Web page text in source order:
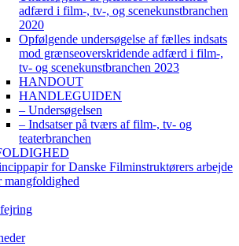
adfærd i film-, tv-, og scenekunstbranchen
2020
Opfølgende undersøgelse af fælles indsats
mod grænseoverskridende adfærd i film-,
tv- og scenekunstbranchen 2023
HANDOUT
HANDLEGUIDEN
– Undersøgelsen
– Indsatser på tværs af film-, tv- og
teaterbranchen
for Danske Filminstruktørers arbejde
mangfoldighed